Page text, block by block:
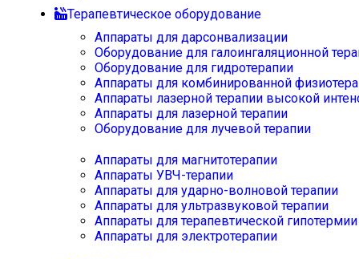
Терапевтическое оборудование
Аппараты для дарсонвализации
Оборудование для галоингаляционной
Оборудование для гидротерапии
Аппараты для комбинированной
Аппараты лазерной терапии высокой
Аппараты для лазерной терапии
Оборудование для лучевой терапии
Аппараты для магнитотерапии
Аппараты УВЧ-терапии
Аппараты для ударно-волновой терапии
Аппараты для ультразвуковой терапии
Аппараты для терапевтической
Аппараты для электротерапии